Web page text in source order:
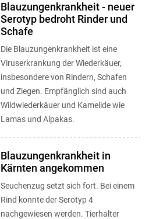
Blauzungenkrankheit - neuer
Serotyp bedroht Rinder und
Schafe
Die Blauzungenkrankheit ist eine
Viruserkrankung der Wiederkäuer,
insbesondere von Rindern, Schafen
und Ziegen. Empfänglich sind auch
Wildwiederkäuer und Kamelide wie
Lamas und Alpakas.
Blauzungenkrankheit in
Kärnten angekommen
Seuchenzug setzt sich fort. Bei einem
Rind konnte der Serotyp 4
nachgewiesen werden. Tierhalter